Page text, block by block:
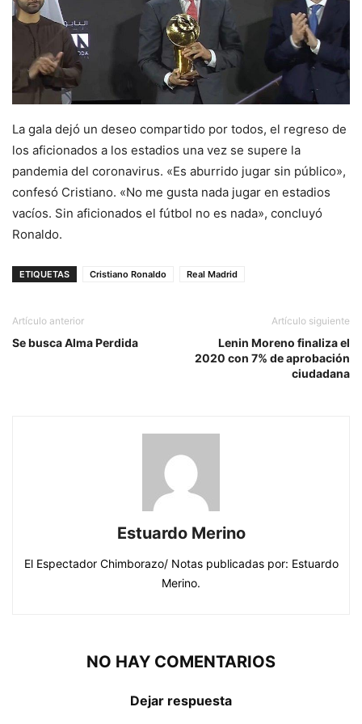
La gala dejó un deseo compartido por todos, el regreso de
los aficionados a los estadios una vez se supere la
pandemia del coronavirus. «Es aburrido jugar sin público»,
confesó Cristiano. «No me gusta nada jugar en estadios
vacíos. Sin aficionados el fútbol no es nada», concluyó
Ronaldo.
ETIQUETAS Cristiano Ronaldo Real Madrid
Artículo anterior
Se busca Alma Perdida
Artículo siguiente
Lenin Moreno finaliza el
2020 con 7% de aprobación
ciudadana
Estuardo Merino
El Espectador Chimborazo/ Notas publicadas por: Estuardo
Merino.
NO HAY COMENTARIOS
Dejar respuesta